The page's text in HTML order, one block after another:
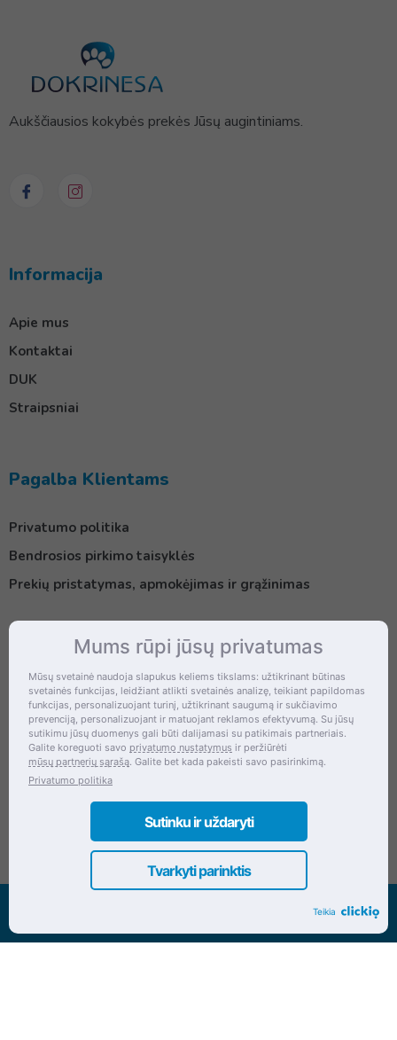
Aukščiausios kokybės prekės Jūsų augintiniams.
Informacija
Apie mus
Kontaktai
DUK
Straipsniai
Pagalba Klientams
Privatumo politika
Bendrosios pirkimo taisyklės
Prekių pristatymas, apmokėjimas ir grąžinimas
Kontaktai
Šventupės g. 28, Kaunas, Lietuva
+370 (672) 27 650
info@dokrinesa.lt
MB PETHOMEPEOPLE
Įmonės kodas: 305695822
Visos teisės saugomos www.dokrinesa.lt
Mums rūpi jūsų privatumas
Mūsų svetainė naudoja slapukus keliems tikslams: užtikrinant būtinas
svetainės funkcijas, leidžiant atlikti svetainės analizę, teikiant papildomas
funkcijas, personalizuojant turinį, užtikrinant saugumą ir sukčiavimo
prevenciją, personalizuojant ir matuojant reklamos efektyvumą. Su jūsų
sutikimu jūsų duomenys gali būti dalijamasi su patikimais partneriais.
Galite koreguoti savo privatumo nustatymus ir peržiūrėti
mūsų partnerių sąrašą. Galite bet kada pakeisti savo pasirinkimą.
Privatumo politika
Tvarkyti parinktis
Sutinku ir uždaryti
Teikia